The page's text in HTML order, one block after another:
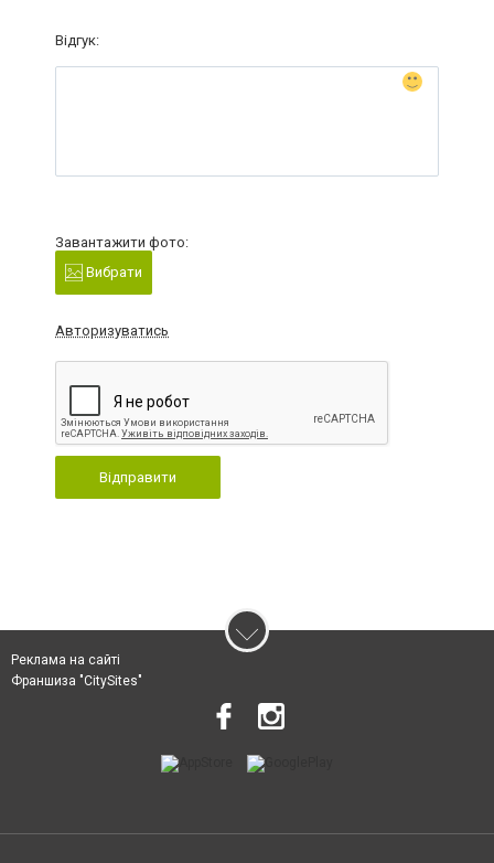
Відгук:
Завантажити фото:
Вибрати
Авторизуватись
Відправити
Реклама на сайті
Франшиза "CitySites"